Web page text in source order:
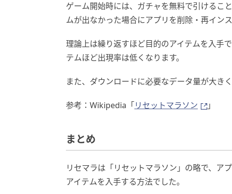
ゲーム開始時には、ガチャを無料で引けるこ
ムが出なかった場合にアプリを削除・再イン
理論上は繰り返すほど目的のアイテムを入手
テムほど出現率は低くなります。
また、ダウンロードに必要なデータ量が大き
参考：Wikipedia「リセットマラソン 」
まとめ
リセマラは「リセットマラソン」の略で、ア
アイテムを入手する方法でした。